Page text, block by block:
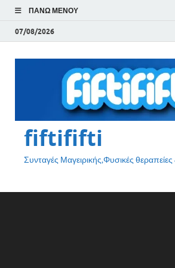
ΠΆΝΩ ΜΕΝΟΎ
07/08/2026
fiftififti
Συνταγές Μαγειρικής,Φυσικές